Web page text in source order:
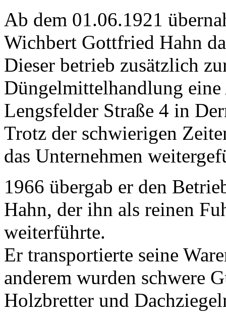
Ab dem 01.06.1921
Wichbert Gottfried Hahn
Dieser betrieb zusätzlich
Düngelmittelhandlung
Lengsfelder Straße 4 in
Trotz der schwierigen
das Unternehmen
1966 übergab er den
Hahn, der ihn als reinen
weiterführte.
Er transportierte seine
anderem wurden schwere
Holzbretter und